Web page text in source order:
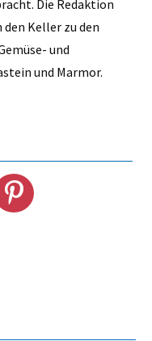
Die Redaktion
Keller zu den
und
und Marmor.